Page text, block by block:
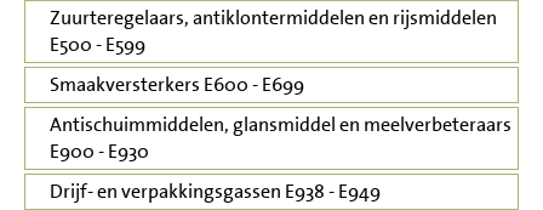
Zuurteregelaars, antiklontermiddelen en rijsmiddelen
E500 - E599
Smaakversterkers E600 - E699
Antischuimmiddelen, glansmiddel en meelverbeteraars
E900 - E930
Drijf- en verpakkingsgassen E938 - E949